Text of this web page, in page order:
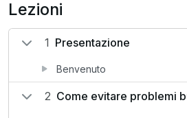
Lezioni
1 Presentazione
Benvenuto
2 Come evitare problemi